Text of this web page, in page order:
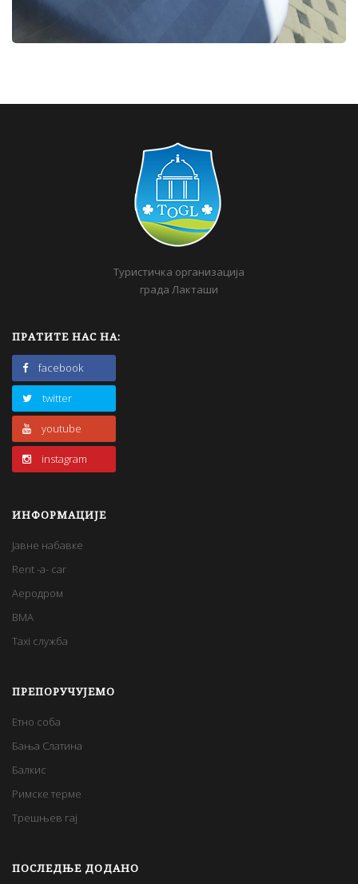
Туристичка организација
града Лакташи
ПРАТИТЕ НАС НА:
facebook
twitter
youtube
instagram
ИНФОРМАЦИЈЕ
Јавне набавке
Rent -a- car
Аеродром
BMA
Taxi служба
ПРЕПОРУЧУЈЕМО
Етно соба
Бања Слатина
Балкис
Римске терме
Трешњев гај
ПОСЛЕДЊЕ ДОДАНО